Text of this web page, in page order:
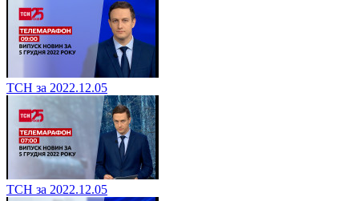
ТСН за 2022.12.05
ТСН за 2022.12.05